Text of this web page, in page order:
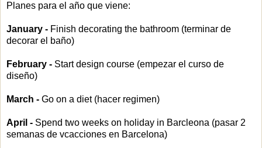
Planes para el año que viene:
January - Finish decorating the bathroom (terminar de
decorar el baño)
February - Start design course (empezar el curso de
diseño)
March - Go on a diet (hacer regimen)
April - Spend two weeks on holiday in Barcleona (pasar 2
semanas de vcacciones en Barcelona)